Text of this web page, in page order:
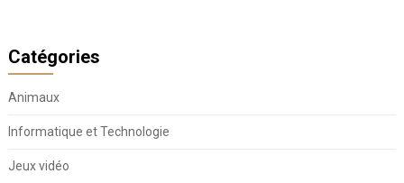
Catégories
Animaux
Informatique et Technologie
Jeux vidéo